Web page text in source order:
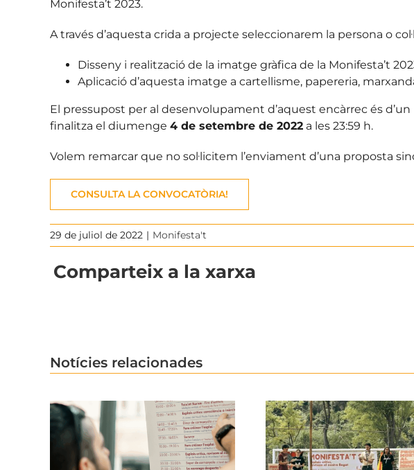
Monifesta’t 2023.
A través d’aquesta crida a projecte seleccionarem la persona o
Disseny i realització de la imatge gràfica de la Monifesta’t
Aplicació d’aquesta imatge a cartellisme, papereria,
El pressupost per al desenvolupament d’aquest encàrrec és d’un
finalitza el diumenge 4 de setembre de 2022 a les 23:59 h.
Volem remarcar que no sol·licitem l’enviament d’una proposta
CONSULTA LA CONVOCATÒRIA!
29 de juliol de 2022 | Monifesta't
Comparteix a la xarxa
Notícies relacionades